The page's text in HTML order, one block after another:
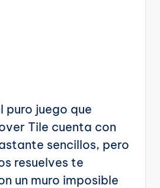
puro juego que
Tile cuenta con
sencillos, pero
resuelves te
un muro imposible